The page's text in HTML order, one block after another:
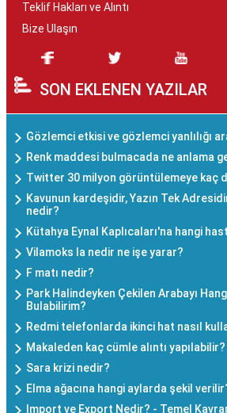
Teklif Hakları ve Alıntı
Bize Ulaşın
SON EKLENEN YAZILAR
Gözlemci etkisi ve gözlemci yanlılığı
Renk maddesi bulmacada ne anlama
Twitter 30 milyon görüntülemeye kaç
Kavunun kardeşidir, Yazın Tek
nedir?
Kütahya Eynal Kaplıcaları'na hangi
Vilamoks la nedir ne işe yarar?
F matı nedir?
Park Halindeyken Çekilen Arabayı
Bulabilirim?
Redmi telefonlarda ikinci hat nasıl
Makaleden kaç cümle alıntı yapılabilir?
Sara krizi nedir?
Elma ağacına hangi aylarda şekil
Import ve Export Nedir? - Temel